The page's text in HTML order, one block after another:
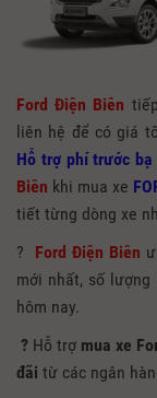
Ford Điện Biên
liên hệ để có giá
Hỗ trợ phí trước bạ
Biên khi mua xe
tiết từng dòng xe
? Ford Điện Biên
mới nhất, số lượng
hôm nay.
? Hỗ trợ mua xe
đãi từ các ngân